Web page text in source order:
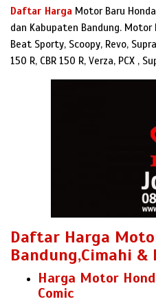
Daftar Harga Motor Baru
dan Kabupaten Bandung. Motor
Beat Sporty, Scoopy, Revo,
150 R, CBR 150 R, Verza, PCX ,
Daftar Harga
Bandung,Cimahi &
Harga Motor
Comic